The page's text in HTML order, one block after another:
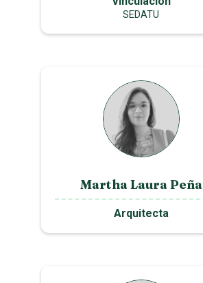
SEDATU
Martha Laura Peña
Arquitecta